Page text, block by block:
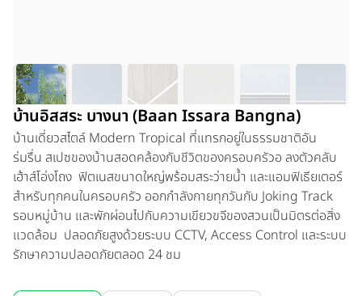
บ้านอิสสระ บางนา (Baan Issara Bangna)
บ้านเดี่ยวสไตล์ Modern Tropical ที่แทรกอยู่ในธรรมชาติอัน
ร่มรื่น สเปซของบ้านสอดคล้องกับชีวิตของครอบครัวอ ลงตัวคลับ
เฮ้าส์โอ่งโถง ฟิตเนสขนาดใหญ่พร้อมสระว่ายน้ำ และแอมฟิเธียเตอร์
สำหรับทุกคนในครอบครัว ออกกำลังกายทุกวันกับ Joking Track
รอบหมู่บ้าน และพักผ่อนไปกับความเขียวขจีของสวนเป็นมิตรต่อสิ่ง
แวดล้อม ปลอดภัยสูงด้วยระบบ CCTV, Access Control และระบบ
รักษาความปลอดภัยตลอด 24 ชม